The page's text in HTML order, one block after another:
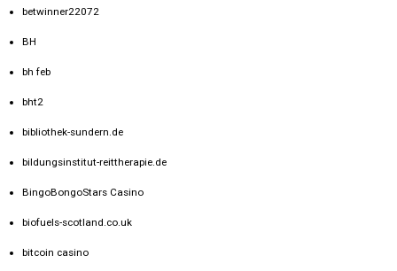
betwinner22072
BH
bh feb
bht2
bibliothek-sundern.de
bildungsinstitut-reittherapie.de
BingoBongoStars Casino
biofuels-scotland.co.uk
bitcoin casino